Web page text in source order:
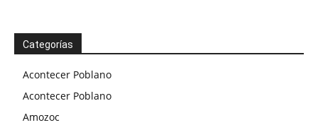
Categorías
Acontecer Poblano
Acontecer Poblano
Amozoc